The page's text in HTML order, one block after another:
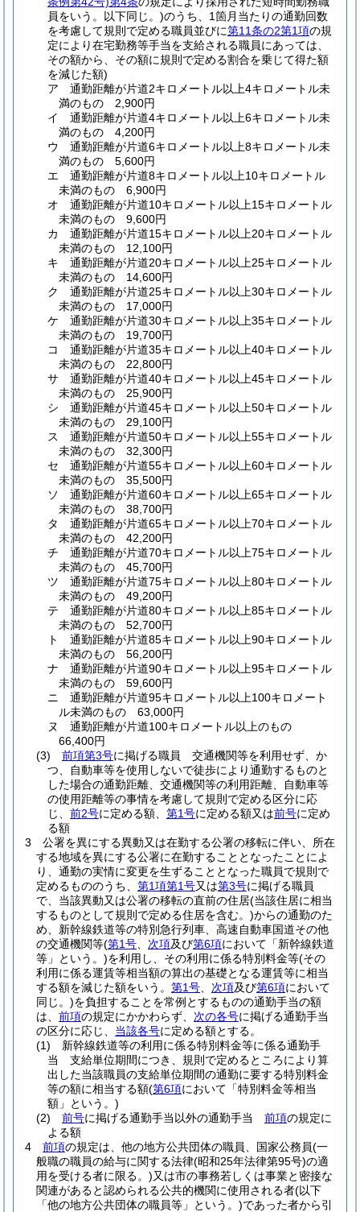
員をいう。以下同じ。)のうち、1箇月当たりの通勤回数
を考慮して規則で定める職員並びに第11条の2第1項の規
定により在宅勤務等手当を支給される職員にあっては、
その額から、その額に規則で定める割合を乗じて得た額
を減じた額)
ア
通勤距離が片道2キロメートル以上4キロメートル未
満のもの 2,900円
イ
通勤距離が片道4キロメートル以上6キロメートル未
満のもの 4,200円
ウ
通勤距離が片道6キロメートル以上8キロメートル未
満のもの 5,600円
エ
通勤距離が片道8キロメートル以上10キロメートル
未満のもの 6,900円
オ
通勤距離が片道10キロメートル以上15キロメートル
未満のもの 9,600円
カ
通勤距離が片道15キロメートル以上20キロメートル
未満のもの 12,100円
キ
通勤距離が片道20キロメートル以上25キロメートル
未満のもの 14,600円
ク
通勤距離が片道25キロメートル以上30キロメートル
未満のもの 17,000円
ケ
通勤距離が片道30キロメートル以上35キロメートル
未満のもの 19,700円
コ
通勤距離が片道35キロメートル以上40キロメートル
未満のもの 22,800円
サ
通勤距離が片道40キロメートル以上45キロメートル
未満のもの 25,900円
シ
通勤距離が片道45キロメートル以上50キロメートル
未満のもの 29,100円
ス
通勤距離が片道50キロメートル以上55キロメートル
未満のもの 32,300円
セ
通勤距離が片道55キロメートル以上60キロメートル
未満のもの 35,500円
ソ
通勤距離が片道60キロメートル以上65キロメートル
未満のもの 38,700円
タ
通勤距離が片道65キロメートル以上70キロメートル
未満のもの 42,200円
チ
通勤距離が片道70キロメートル以上75キロメートル
未満のもの 45,700円
ツ
通勤距離が片道75キロメートル以上80キロメートル
未満のもの 49,200円
テ
通勤距離が片道80キロメートル以上85キロメートル
未満のもの 52,700円
ト
通勤距離が片道85キロメートル以上90キロメートル
未満のもの 56,200円
ナ
通勤距離が片道90キロメートル以上95キロメートル
未満のもの 59,600円
ニ
通勤距離が片道95キロメートル以上100キロメート
ル未満のもの 63,000円
ヌ
通勤距離が片道100キロメートル以上のもの
66,400円
(3)
前項第3号に掲げる職員 交通機関等を利用せず、か
つ、自動車等を使用しないで徒歩により通勤するものと
した場合の通勤距離、交通機関等の利用距離、自動車等
の使用距離等の事情を考慮して規則で定める区分に応
じ、 前2号に定める額、 第1号に定める額又は前号に定め
る額
3
公署を異にする異動又は在勤する公署の移転に伴い、所在
する地域を異にする公署に在勤することとなったことによ
り、通勤の実情に変更を生ずることとなった職員で規則で
定めるもののうち、 第1項第1号又は第3号に掲げる職員
で、当該異動又は公署の移転の直前の住居(当該住居に相当
するものとして規則で定める住居を含む。)からの通勤のた
め、新幹線鉄道等の特別急行列車、高速自動車国道その他
の交通機関等(第1号 次項及び第6項において「新幹線鉄道
等」という。)を利用し、その利用に係る特別料金等(その
利用に係る運賃等相当額の算出の基礎となる運賃等に相当
する額を減じた額をいう。 第1号 次項及び第6項において
同じ。)を負担することを常例とするものの通勤手当の額
は、 前項の規定にかかわらず、 次の各号に掲げる通勤手当
の区分に応じ、 当該各号に定める額とする。
(1)
新幹線鉄道等の利用に係る特別料金等に係る通勤手
当 支給単位期間につき、規則で定めるところにより算
出した当該職員の支給単位期間の通勤に要する特別料金
等の額に相当する額(第6項において「特別料金等相当
額」という。)
(2)
前号に掲げる通勤手当以外の通勤手当 前項の規定に
よる額
4
前項の規定は、他の地方公共団体の職員、国家公務員(一
般職の職員の給与に関する法律(昭和25年法律第95号)の適
用を受ける者に限る。)又は市の事務若しくは事業と密接な
関連があると認められる公共的機関に使用される者(以下
「他の地方公共団体の職員等」という。)であった者から引